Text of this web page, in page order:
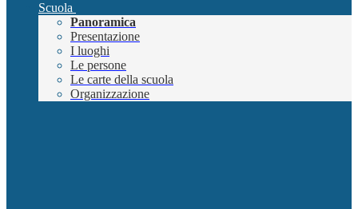
Scuola
Panoramica
Presentazione
I luoghi
Le persone
Le carte della scuola
Organizzazione